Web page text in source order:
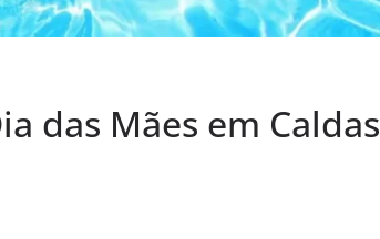
das Mães em Caldas